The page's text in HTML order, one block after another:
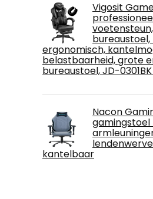
Vigosit
ergonomisch,
belastbaarheid, grote
bureaustoel, JD-0301BK
Nacon
kantelbaar